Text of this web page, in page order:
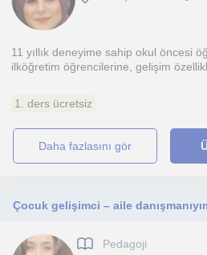
11 yıllık deneyime sahip okul öncesi
ilköğretim öğrencilerine, gelişim
1. ders ücretsiz
daha fazlasını gör
Pedagoji